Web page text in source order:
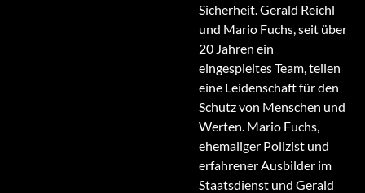
Sicherheit. Gerald Reichl
und Mario Fuchs, seit über
20 Jahren ein
eingespieltes Team, teilen
eine Leidenschaft für den
Schutz von Menschen und
Werten. Mario Fuchs,
ehemaliger Polizist und
erfahrener Ausbilder im
Staatsdienst und Gerald